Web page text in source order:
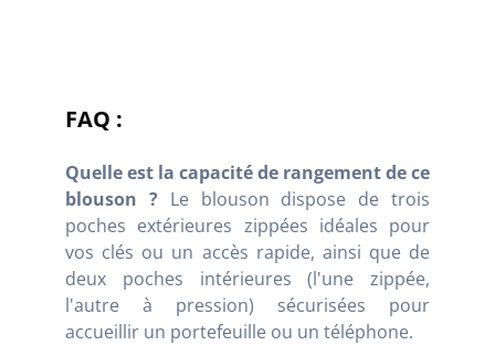
FAQ :
Quelle est la capacité de rangement de ce
blouson ?Le blouson dispose de trois
poches extérieures zippées idéales pour
vos clés ou un accès rapide, ainsi que de
deux poches intérieures (l'une zippée,
l'autre à pression) sécurisées pour
accueillir un portefeuille ou un téléphone.